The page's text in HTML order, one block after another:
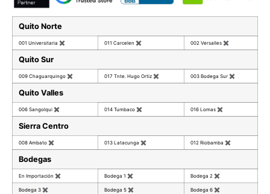
Quito Norte
001 Universitaria ✖ 011 Carcelen ✖ 002 Versalles ✖
Quito Sur
009 Chaguarquingo ✖ 017 Tnte. Hugo Ortiz ✖ 003 Bodega Sur ✖
Quito Valles
006 Sangolqui ✖ 014 Tumbaco ✖ 016 Lomas ✖
Sierra Centro
008 Ambato ✖ 013 Latacunga ✖ 012 Riobamba ✖
Bodegas
En Importación ✖ Bodega 1 ✖ Bodega 2 ✖
Bodega 3 ✖ Bodega 5 ✖ Bodega 6 ✖